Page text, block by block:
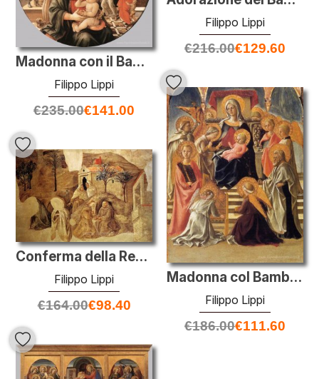
Filippo Lippi
€216.00€129.60
Madonna con il Bambino e Storie di S. Anna
Filippo Lippi
€235.00€141.00
Madonna col Bambino in trono e santi
Filippo Lippi
€186.00€111.60
Conferma della Regola carmelitana
Filippo Lippi
€164.00€98.40